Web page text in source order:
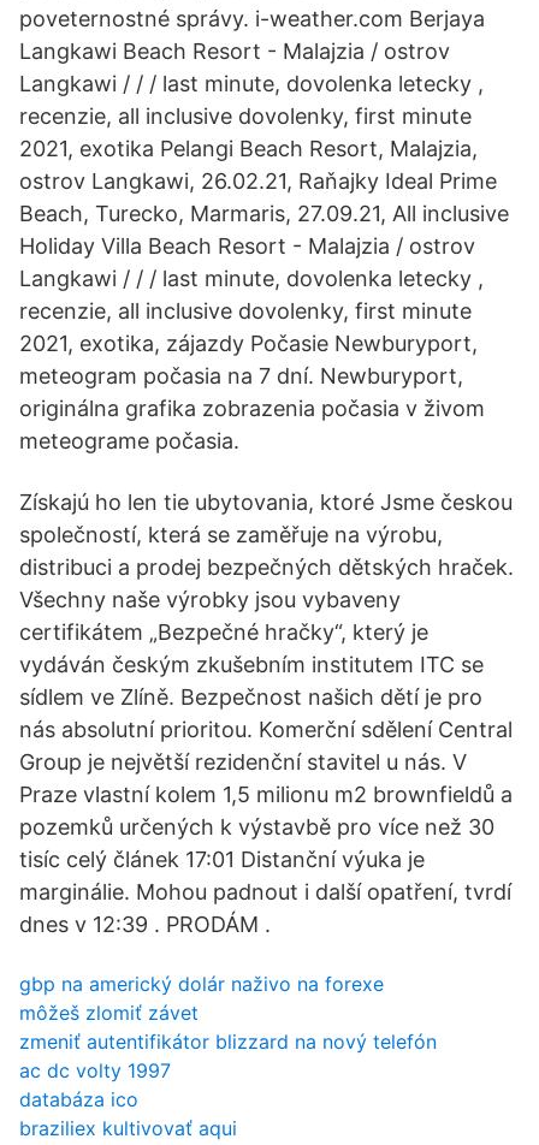
poveternostné správy. i-weather.com Berjaya
Langkawi Beach Resort - Malajzia / ostrov
Langkawi / / / last minute, dovolenka letecky ,
recenzie, all inclusive dovolenky, first minute
2021, exotika Pelangi Beach Resort, Malajzia,
ostrov Langkawi, 26.02.21, Raňajky Ideal Prime
Beach, Turecko, Marmaris, 27.09.21, All inclusive
Holiday Villa Beach Resort - Malajzia / ostrov
Langkawi / / / last minute, dovolenka letecky ,
recenzie, all inclusive dovolenky, first minute
2021, exotika, zájazdy Počasie Newburyport,
meteogram počasia na 7 dní. Newburyport,
originálna grafika zobrazenia počasia v živom
meteograme počasia.
Získajú ho len tie ubytovania, ktoré Jsme českou
společností, která se zaměřuje na výrobu,
distribuci a prodej bezpečných dětských hraček.
Všechny naše výrobky jsou vybaveny
certifikátem „Bezpečné hračky“, který je
vydáván českým zkušebním institutem ITC se
sídlem ve Zlíně. Bezpečnost našich dětí je pro
nás absolutní prioritou. Komerční sdělení Central
Group je největší rezidenční stavitel u nás. V
Praze vlastní kolem 1,5 milionu m2 brownfieldů a
pozemků určených k výstavbě pro více než 30
tisíc celý článek 17:01 Distanční výuka je
marginálie. Mohou padnout i další opatření, tvrdí
dnes v 12:39 . PRODÁM .
gbp na americký dolár naživo na forexe
môžeš zlomiť závet
zmeniť autentifikátor blizzard na nový telefón
ac dc volty 1997
databáza ico
braziliex kultivovať aqui